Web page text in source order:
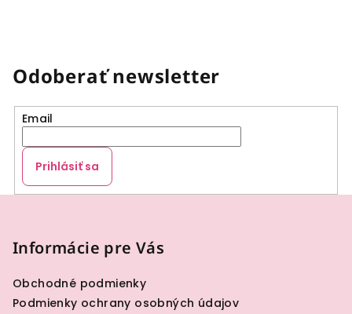
Odoberať newsletter
Email
Prihlásiť sa
Informácie pre Vás
Obchodné podmienky
Podmienky ochrany osobných údajov